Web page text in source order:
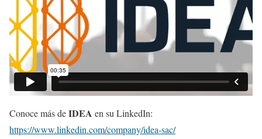
Conoce más deIDEA en su LinkedIn:
https://www.linkedin.com/company/idea-sac/